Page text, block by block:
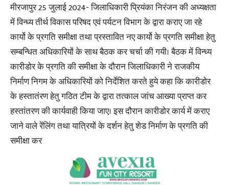
मीरजापुर 25 जुलाई 2024- जिलाधिकारी प्रियंका निरंजन की अध्यक्षता
में विन्ध्य तीर्थ विकास परिषद एवं पर्यटन विभाग के द्वारा कराए जा रहे
कार्यो के प्रगति समीक्षा तथा प्रस्तावित नए कार्यो के प्रगति समीक्षा हेतु
सम्बन्धित अधिकारियों के साथ बैठक कर चर्चा की गयी। बैठक में विन्ध्य
कारीडोर के प्रगति की समीक्षा के दौरान जिलाधिकारी ने राजकीय
निर्माण निगम के अधिकारियों को निर्देशित करते हुये कहा कि कारीडोर
के हस्तातंरण हेतु गठित टीम के द्वारा तत्काल जांच आख्या प्राप्त कर
हस्तांतरण की कार्यवाही किया जाए। इस दौरान कारीडोर कार्य में कराए
जाने वाले रेंलिंग तथा यात्रियों के दर्शन हेतु शेड निर्माण के प्रगति की
समीक्षा कर